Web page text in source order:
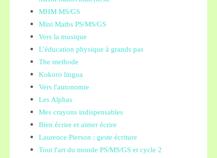
MHM MS/GS
Mini Maths PS/MS/GS
Vers la musique
L'éducation physique à grands pas
The methode
Kokoro lingua
Vers l'autonomie
Les Alphas
Mes crayons indispensables
Bien écrire et aimer écrire
Laurence Pierson : geste écriture
Tout l'art du monde PS/MS/GS et cycle 2